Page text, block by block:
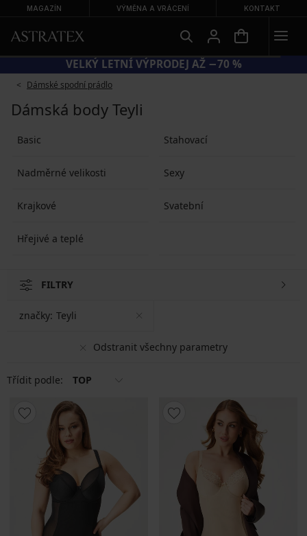
MAGAZÍN VÝMĚNA A VRÁCENÍ KONTAKT
VELKÝ LETNÍ VÝPRODEJ AŽ −70 %
Dámské spodní prádlo
Dámská body Teyli
Basic Stahovací
Nadměrné velikosti Sexy
Krajkové Svatební
Hřejivé a teplé
FILTRY
Odstranit všechny parametry
značky: Teyli
Třídit podle: TOP